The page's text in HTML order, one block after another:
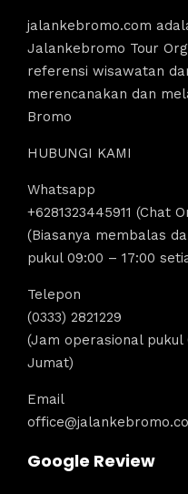
jalankebromo.com
Jalankebromo Tour
referensi wisawatan
merencanakan dan
Bromo
HUBUNGI KAMI
Whatsapp
+6281323445911 (Chat
(Biasanya membalas
pukul 09:00 – 17:00
Telepon
(0333) 2821229
(Jam operasional pukul
Jumat)
Email
Google Review